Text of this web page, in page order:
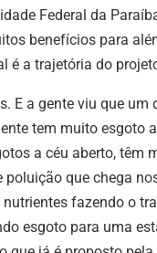
Federal da
benefícios para
é a trajetória do
E a gente viu que
tem muito esgoto
a céu aberto, têm
que chega
fazendo o
esgoto para uma